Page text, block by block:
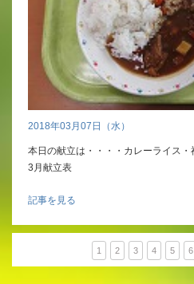
2018年03月07日（水）
本日の献立は・・・・カレーライス
3月献立表
記事を見る
1 2 3 4 5 6